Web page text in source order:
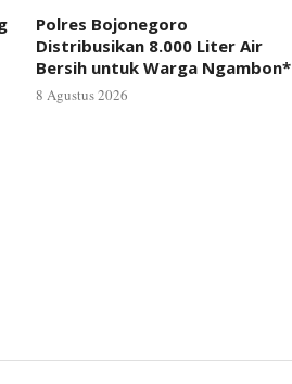
Polres Bojonegoro
Distribusikan 8.000 Liter Air
Bersih untuk Warga Ngambon*
8 Agustus 2026